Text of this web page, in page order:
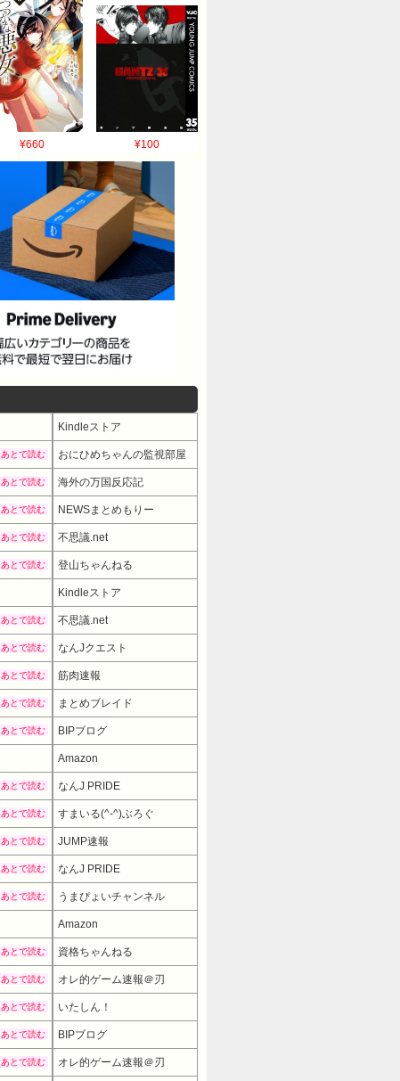
¥660 ¥100
Kindleストア
あとで読む おにひめちゃんの監視部屋
あとで読む 海外の万国反応記
あとで読む NEWSまとめもりー
あとで読む 不思議.net
あとで読む 登山ちゃんねる
Kindleストア
あとで読む 不思議.net
あとで読む なんJクエスト
あとで読む 筋肉速報
あとで読む まとめブレイド
あとで読む BIPブログ
Amazon
あとで読む なんJ PRIDE
あとで読む すまいる(^-^)ぶろぐ
あとで読む JUMP速報
あとで読む なんJ PRIDE
あとで読む うまぴょいチャンネル
Amazon
あとで読む 資格ちゃんねる
あとで読む オレ的ゲーム速報＠刃
あとで読む いたしん！
あとで読む BIPブログ
あとで読む オレ的ゲーム速報＠刃